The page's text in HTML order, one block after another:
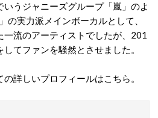
うジャニーズグループ「嵐」のよ
の実力派メインボーカルとして、
流のアーティストでしたが、201
てファンを騒然とさせました。
詳しいプロフィールはこちら。